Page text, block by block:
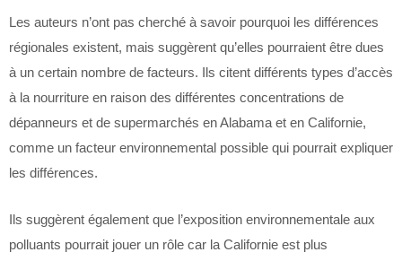
Les auteurs n’ont pas cherché à savoir pourquoi les différences
régionales existent, mais suggèrent qu’elles pourraient être dues
à un certain nombre de facteurs. Ils citent différents types d’accès
à la nourriture en raison des différentes concentrations de
dépanneurs et de supermarchés en Alabama et en Californie,
comme un facteur environnemental possible qui pourrait expliquer
les différences.
Ils suggèrent également que l’exposition environnementale aux
polluants pourrait jouer un rôle car la Californie est plus